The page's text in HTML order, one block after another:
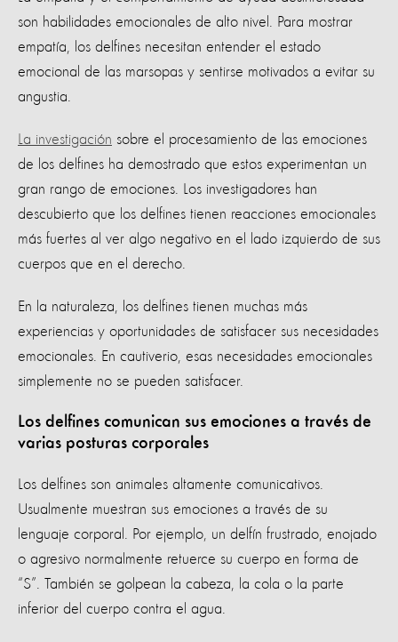
son habilidades emocionales de alto nivel. Para mostrar
empatía, los delfines necesitan entender el estado
emocional de las marsopas y sentirse motivados a evitar su
angustia.
La investigación sobre el procesamiento de las emociones
de los delfines ha demostrado que estos experimentan un
gran rango de emociones. Los investigadores han
descubierto que los delfines tienen reacciones emocionales
más fuertes al ver algo negativo en el lado izquierdo de sus
cuerpos que en el derecho.
En la naturaleza, los delfines tienen muchas más
experiencias y oportunidades de satisfacer sus necesidades
emocionales. En cautiverio, esas necesidades emocionales
simplemente no se pueden satisfacer.
Los delfines comunican sus emociones a través de
varias posturas corporales
Los delfines son animales altamente comunicativos.
Usualmente muestran sus emociones a través de su
lenguaje corporal. Por ejemplo, un delfín frustrado, enojado
o agresivo normalmente retuerce su cuerpo en forma de
“S”. También se golpean la cabeza, la cola o la parte
inferior del cuerpo contra el agua.